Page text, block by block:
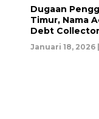
Dugaan
Timur, Nama
Debt
Januari 18, 2026